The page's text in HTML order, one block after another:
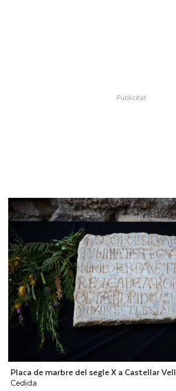
Placa de marbre del segle X a Castellar Vell
Cedida